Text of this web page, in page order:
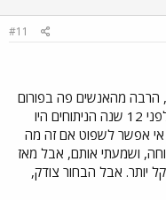
#11
הרבה מהאנשים פה בפורום
עם הניתוח רק בחיתוליו, ואל תשכחו שלפני 12 שנה הניתוחים היו
אי אפשר לשפוט אם זה מה
ושמעתי אותם, אבל מאז
יותר. אבל הבחור צודק,